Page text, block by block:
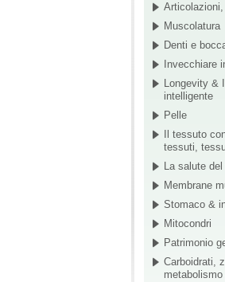
Muscolatura
Denti e
Invecchiare
Longevity &
intelligente
Pelle
Il tessuto
tessuti,
La salute
Membrane
Stomaco &
Mitocondri
Patrimonio
Carboidrati,